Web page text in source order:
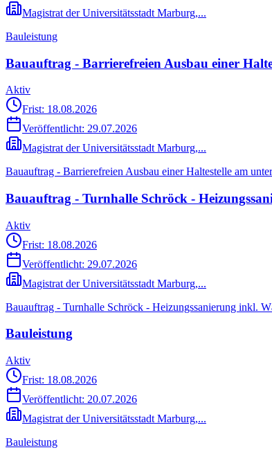
Magistrat der Universitätsstadt Marburg,...
Bauleistung
Bauauftrag - Barrierefreien Ausbau einer
Aktiv
Frist: 18.08.2026
Veröffentlicht: 29.07.2026
Magistrat der Universitätsstadt Marburg,...
Bauauftrag - Barrierefreien Ausbau einer Haltestelle am
Bauauftrag - Turnhalle Schröck -
Aktiv
Frist: 18.08.2026
Veröffentlicht: 29.07.2026
Magistrat der Universitätsstadt Marburg,...
Bauauftrag - Turnhalle Schröck - Heizungssanierung inkl.
Bauleistung
Aktiv
Frist: 18.08.2026
Veröffentlicht: 20.07.2026
Magistrat der Universitätsstadt Marburg,...
Bauleistung